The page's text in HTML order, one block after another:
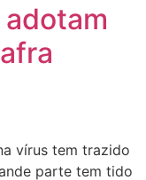
vírus tem trazido
parte tem tido